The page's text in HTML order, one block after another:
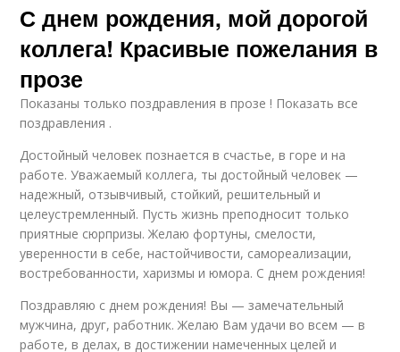
С днем рождения, мой дорогой
коллега! Красивые пожелания в
прозе
Показаны только поздравления в прозе ! Показать все
поздравления .
Достойный человек познается в счастье, в горе и на
работе. Уважаемый коллега, ты достойный человек —
надежный, отзывчивый, стойкий, решительный и
целеустремленный. Пусть жизнь преподносит только
приятные сюрпризы. Желаю фортуны, смелости,
уверенности в себе, настойчивости, самореализации,
востребованности, харизмы и юмора. С днем рождения!
Поздравляю с днем рождения! Вы — замечательный
мужчина, друг, работник. Желаю Вам удачи во всем — в
работе, в делах, в достижении намеченных целей и